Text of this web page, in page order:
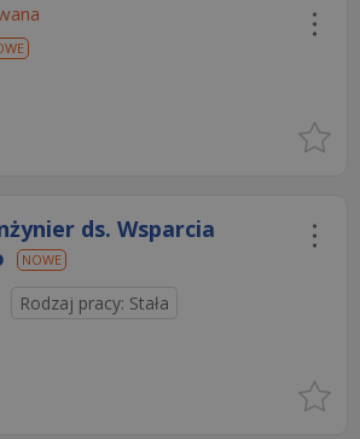
ds. Wsparcia
NOWE
Rodzaj pracy: Stała